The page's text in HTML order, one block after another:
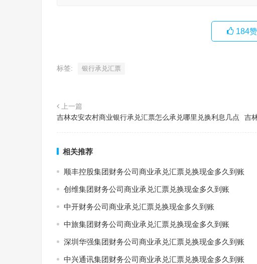
184赞
标签: 银行承兑汇票
上一篇
吉林农安农村商业银行承兑汇票怎么承兑哪里兑换利息几点
吉
相关推荐
顺丰控股集团财务公司商业承兑汇票兑换现金多久到账
创维集团财务公司商业承兑汇票兑换现金多久到账
中开财务公司商业承兑汇票兑换现金多久到账
中旅集团财务公司商业承兑汇票兑换现金多久到账
深圳华强集团财务公司商业承兑汇票兑换现金多久到账
中兴通讯集团财务公司商业承兑汇票兑换现金多久到账